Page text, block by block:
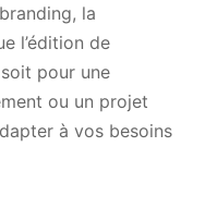
la
l’édition de
pour une
ou un projet
à vos besoins